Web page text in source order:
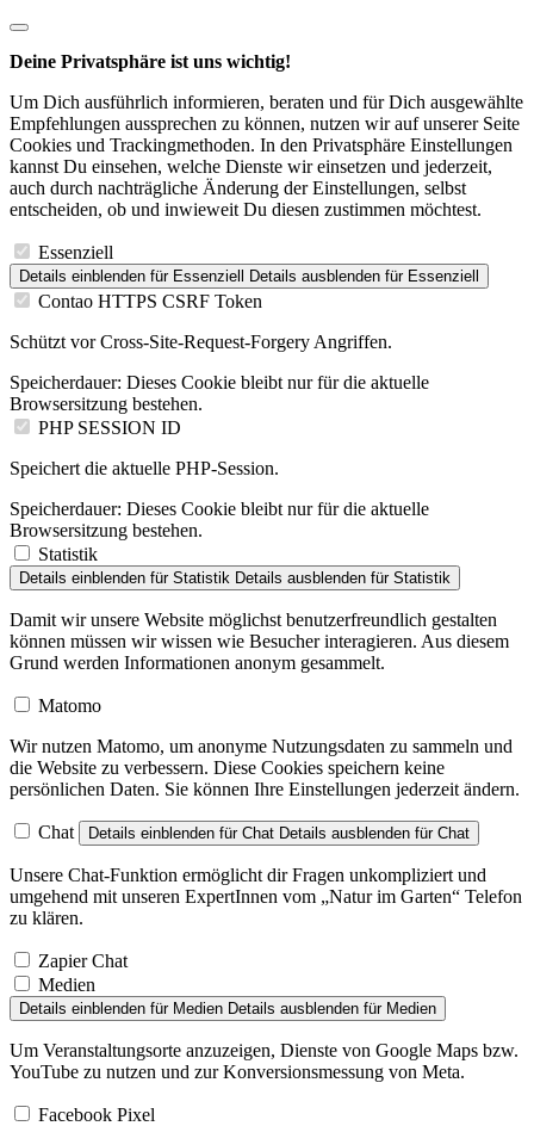
Deine Privatsphäre ist uns wichtig!
Um Dich ausführlich informieren, beraten und für Dich ausgewählte
Empfehlungen aussprechen zu können, nutzen wir auf unserer Seite
Cookies und Trackingmethoden. In den Privatsphäre Einstellungen
kannst Du einsehen, welche Dienste wir einsetzen und jederzeit,
auch durch nachträgliche Änderung der Einstellungen, selbst
entscheiden, ob und inwieweit Du diesen zustimmen möchtest.
Essenziell
Details einblenden für Essenziell Details ausblenden für Essenziell
Contao HTTPS CSRF Token
Schützt vor Cross-Site-Request-Forgery Angriffen.
Speicherdauer: Dieses Cookie bleibt nur für die aktuelle
Browsersitzung bestehen.
PHP SESSION ID
Speichert die aktuelle PHP-Session.
Speicherdauer: Dieses Cookie bleibt nur für die aktuelle
Browsersitzung bestehen.
Statistik
Details einblenden für Statistik Details ausblenden für Statistik
Damit wir unsere Website möglichst benutzerfreundlich gestalten
können müssen wir wissen wie Besucher interagieren. Aus diesem
Grund werden Informationen anonym gesammelt.
Matomo
Wir nutzen Matomo, um anonyme Nutzungsdaten zu sammeln und
die Website zu verbessern. Diese Cookies speichern keine
persönlichen Daten. Sie können Ihre Einstellungen jederzeit ändern.
Chat Details einblenden für Chat Details ausblenden für Chat
Unsere Chat-Funktion ermöglicht dir Fragen unkompliziert und
umgehend mit unseren ExpertInnen vom „Natur im Garten“ Telefon
zu klären.
Zapier Chat
Medien
Details einblenden für Medien Details ausblenden für Medien
Um Veranstaltungsorte anzuzeigen, Dienste von Google Maps bzw.
YouTube zu nutzen und zur Konversionsmessung von Meta.
Facebook Pixel